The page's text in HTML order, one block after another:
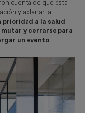
cuenta de que esta
y aplanar la
prioridad a la salud
mutar y cerrarse para
un evento.